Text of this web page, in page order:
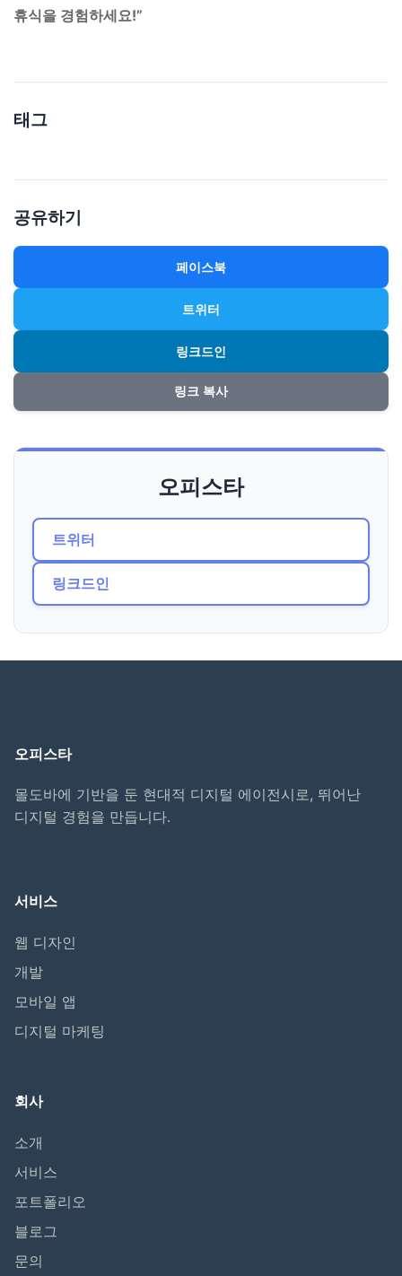
휴식을 경험하세요!”
태그
공유하기
페이스북
트위터
링크드인
링크 복사
오피스타
트위터
링크드인
오피스타
몰도바에 기반을 둔 현대적 디지털 에이전시로, 뛰어난
디지털 경험을 만듭니다.
서비스
웹 디자인
개발
모바일 앱
디지털 마케팅
회사
소개
서비스
포트폴리오
블로그
문의